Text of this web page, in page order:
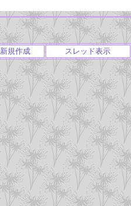
新規作成 スレッド表示